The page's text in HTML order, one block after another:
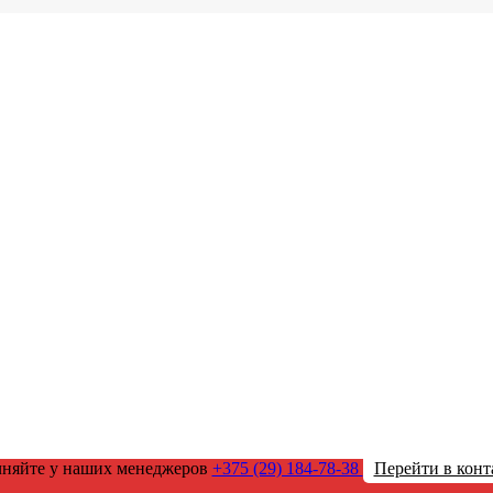
у наших менеджеров +375 (29) 184-78-38 Перейти в